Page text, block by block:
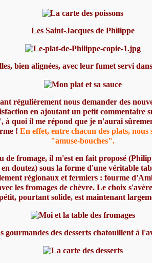
Les Saint-Jacques de Philippe
bien alignées, avec leur fumet servi
régulièrement nous demander des
en ajoutant un petit commentaire
à quoi il me répond que je n'aurai
! En effet, entre chacun des plats, nous
"amuse-bouches".
de fromage, il m'est en fait proposé
en doutez) sous la forme d'une véritable
régionaux et fermiers : fourme
les fromages de chèvre. Le choix
pourtant solide, est maintenant
gourmandes des desserts chatouillent à